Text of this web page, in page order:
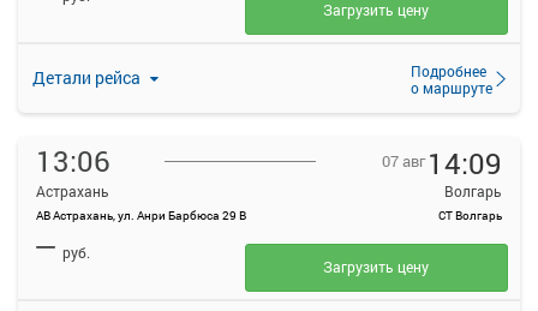
Детали рейса
Подробнее
о маршруте
Загрузить цену
13:06
Астрахань
АВ Астрахань, ул. Анри Барбюса 29 В
07 авг 14:09
Волгарь
СТ Волгарь
— руб.
Загрузить цену